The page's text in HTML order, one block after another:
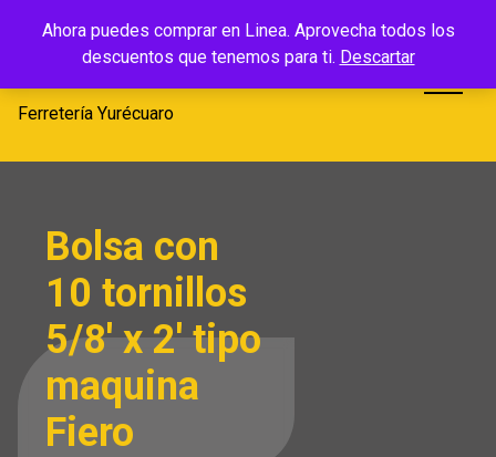
Ahora puedes comprar en Linea. Aprovecha todos los
descuentos que tenemos para ti. Descartar
Ferretería
Yurécuaro
Ferretería Yurécuaro
Bolsa con
10 tornillos
5/8′ x 2′ tipo
maquina
Fiero